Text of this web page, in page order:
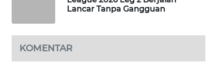
Lancar Tanpa Gangguan
KOMENTAR
MARTABAT
NET
PLN